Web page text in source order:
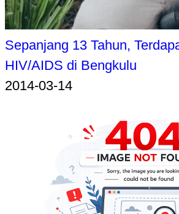
Sepanjang 13 Tahun,
HIV/AIDS di Bengkulu
2014-03-14